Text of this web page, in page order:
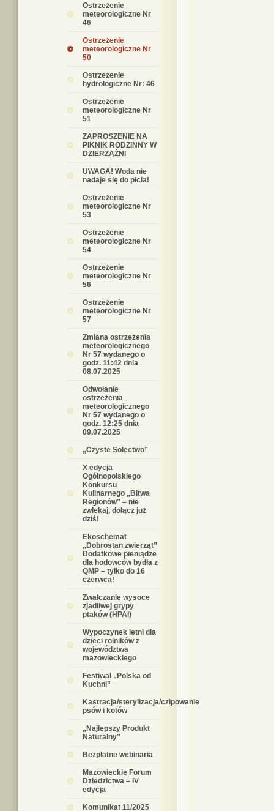
Ostrzeżenie
meteorologiczne Nr
46
Ostrzeżenie
meteorologiczne Nr
50
Ostrzeżenie
hydrologiczne Nr: 46
Ostrzeżenie
meteorologiczne Nr
51
ZAPROSZENIE NA
PIKNIK RODZINNY W
DZIERZĄŻNI
UWAGA! Woda nie
nadaje się do picia!
Ostrzeżenie
meteorologiczne Nr
53
Ostrzeżenie
meteorologiczne Nr
54
Ostrzeżenie
meteorologiczne Nr
56
Ostrzeżenie
meteorologiczne Nr
57
Zmiana ostrzeżenia
meteorologicznego
Nr 57 wydanego o
godz. 11:42 dnia
08.07.2025
Odwołanie
ostrzeżenia
meteorologicznego
Nr 57 wydanego o
godz. 12:25 dnia
09.07.2025
„Czyste Sołectwo”
X edycja
Ogólnopolskiego
Konkursu
Kulinarnego „Bitwa
Regionów” – nie
zwlekaj, dołącz już
dziś!
Ekoschemat
„Dobrostan zwierząt”
Dodatkowe pieniądze
dla hodowców bydła z
QMP – tylko do 16
czerwca!
Zwalczanie wysoce
zjadliwej grypy
ptaków (HPAI)
Wypoczynek letni dla
dzieci rolników z
województwa
mazowieckiego
Festiwal „Polska od
Kuchni”
Kastracja/sterylizacja/czipowanie
psów i kotów
„Najlepszy Produkt
Naturalny”
Bezpłatne webinaria
Mazowieckie Forum
Dziedzictwa – IV
edycja
Komunikat 11/2025